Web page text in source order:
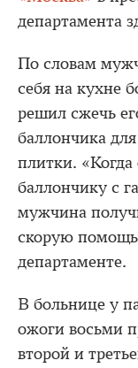
департамента
По словам
себя на кухне
решил сжечь
баллончика
плитки.
баллончику с
мужчина
скорую
департаменте.
В больнице у
ожоги восьми
второй и